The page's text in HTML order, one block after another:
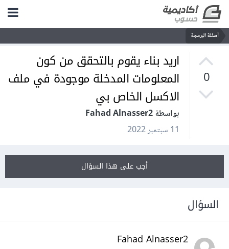
أسئلة البرمجة
0
اريد بناء يقوم بالتحقق من كون
المعلومات المدخلة موجودة في ملف
الاكسل الخاص بي
بواسطة Fahad Alnasser2
11 سبتمبر 2022
أجب على هذا السؤال
السؤال
Fahad Alnasser2